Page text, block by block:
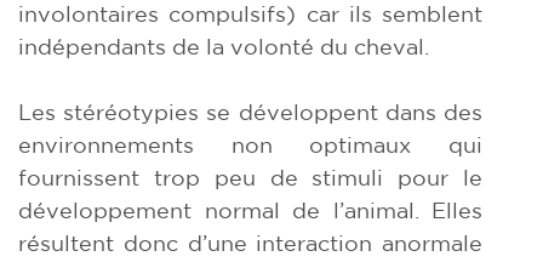
involontaires compulsifs) car ils semblent
indépendants de la volonté du cheval.
Les stéréotypies se développent dans des
environnements non optimaux qui
fournissent trop peu de stimuli pour le
développement normal de l’animal. Elles
résultent donc d’une interaction anormale